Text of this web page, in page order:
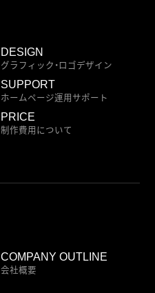
DESIGN
グラフィック・ロゴデザイン
SUPPORT
ホームページ運用サポート
PRICE
制作費用について
COMPANY OUTLINE
会社概要